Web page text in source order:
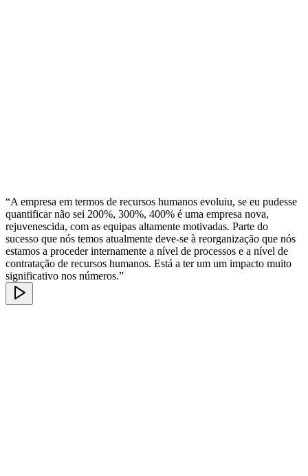
“A empresa em termos de recursos humanos evoluiu, se eu pudesse
quantificar não sei 200%, 300%, 400% é uma empresa nova,
rejuvenescida, com as equipas altamente motivadas. Parte do
sucesso que nós temos atualmente deve-se à reorganização que nós
estamos a proceder internamente a nível de processos e a nível de
contratação de recursos humanos. Está a ter um um impacto muito
significativo nos números.”